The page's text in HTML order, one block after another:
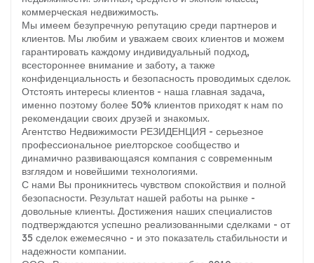
коммерческая недвижимость.
Мы имеем безупречную репутацию среди партнеров и
клиентов. Мы любим и уважаем своих клиентов и можем
гарантировать каждому индивидуальный подход,
всестороннее внимание и заботу, а также
конфиденциальность и безопасность проводимых сделок.
Отстоять интересы клиентов - наша главная задача,
именно поэтому более 50% клиентов приходят к нам по
рекомендации своих друзей и знакомых.
Агентство Недвижимости РЕЗИДЕНЦИЯ - серьезное
профессиональное риелторское сообщество и
динамично развивающаяся компания с современным
взглядом и новейшими технологиями.
С нами Вы проникнитесь чувством спокойствия и полной
безопасности. Результат нашей работы на рынке -
довольные клиенты. Достижения наших специалистов
подтверждаются успешно реализованными сделками - от
35 сделок ежемесячно - и это показатель стабильности и
надежности компании.